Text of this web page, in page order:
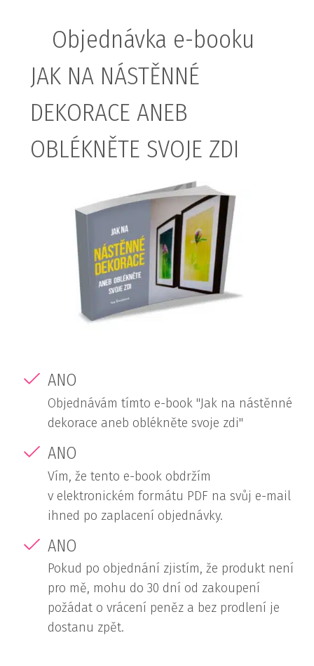
Objednávka e-booku
JAK NA NÁSTĚNNÉ
DEKORACE ANEB
OBLÉKNĚTE SVOJE ZDI
ANO
Objednávám tímto e-book "Jak na nástěnné
dekorace aneb oblékněte svoje zdi"
ANO
Vím, že tento e-book obdržím
v elektronickém formátu PDF na svůj e-mail
ihned po zaplacení objednávky.
ANO
Pokud po objednání zjistím, že produkt není
pro mě, mohu do 30 dní od zakoupení
požádat o vrácení peněz a bez prodlení je
dostanu zpět.